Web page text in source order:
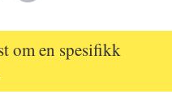
om en spesifikk